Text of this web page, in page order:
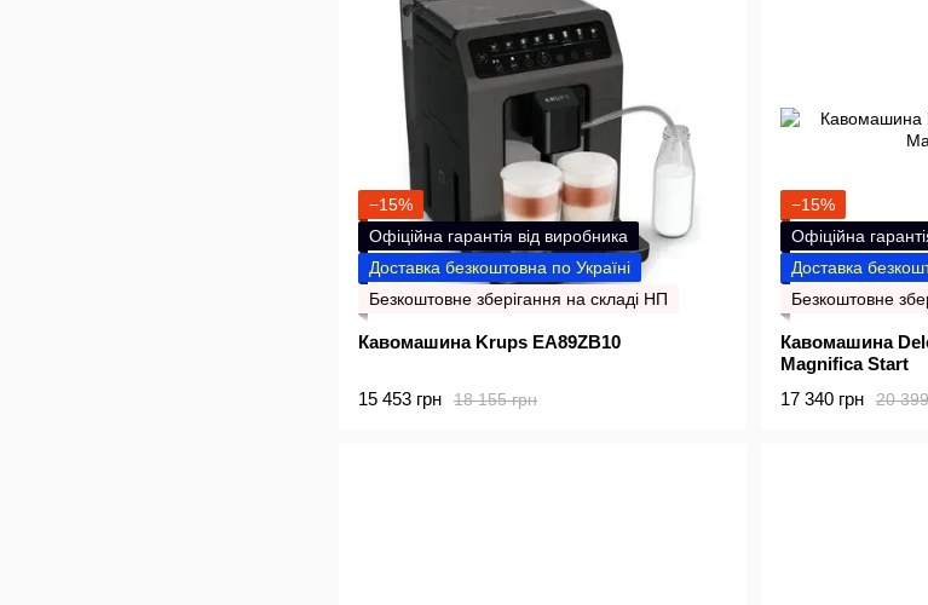
−15%
Офіційна гарантія від виробника
Доставка безкоштовна по Україні
Безкоштовне зберігання на складі НП
Кавомашина Krups EA89ZB10
18 155 грн
15 453 грн
−15%
Офіційна
Доставка
Безкоштовне
Кавомашина
Magnifica Start
20
17 340 грн